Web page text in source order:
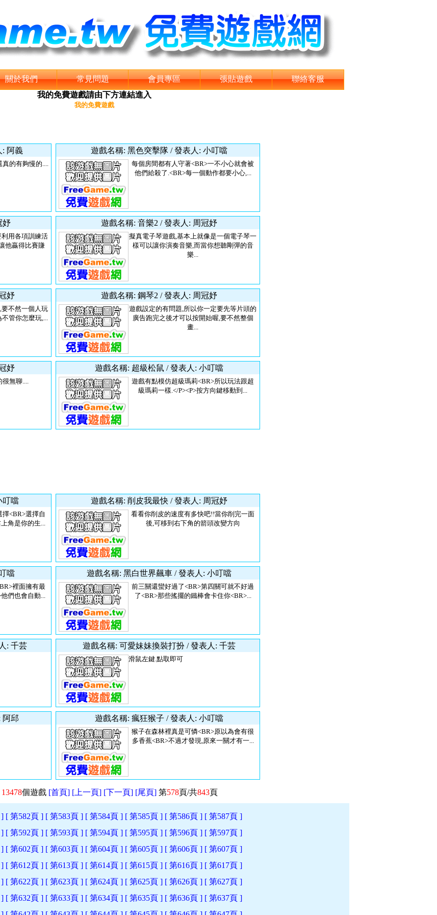
關於我們 常見問題 會員專區 張貼遊戲
聯絡客服
我的免費遊戲請由下方連結進入
我的免費遊戲
: 阿義
的有夠慢的....
遊戲名稱: 黑色突擊隊 / 發表人: 小叮噹
每個房間都有人守著<BR>一不小心就會被
他們給殺了.<BR>每一個動作都要小心,...
妤
用各項訓練活
他贏得比賽賺
遊戲名稱: 音樂2 / 發表人: 周冠妤
擬真電子琴遊戲,基本上就像是一個電子琴一
樣可以讓你演奏音樂,而當你想聽剛彈的音
樂...
妤
不然一個人玩
管你怎麼玩,...
遊戲名稱: 鋼琴2 / 發表人: 周冠妤
遊戲設定的有問題,所以你一定要先等片頭的
廣告跑完之後才可以按開始喔,要不然整個
畫...
妤
很無聊....
遊戲名稱: 超級松鼠 / 發表人: 小叮噹
遊戲有點模仿超級瑪莉<BR>所以玩法跟超
級瑪莉一樣.</P><P>按方向鍵移動到...
叮噹
<BR>選擇自
角是你的生...
遊戲名稱: 削皮我最快 / 發表人: 周冠妤
看看你削皮的速度有多快吧!!當你削完一面
後,可移到右下角的箭頭改變方向
噹
裡面擁有最
們也會自動...
遊戲名稱: 黑白世界飆車 / 發表人: 小叮噹
前三關還蠻好過了<BR>第四關可就不好過
了<BR>那些搖擺的鐵棒會卡住你<BR>...
: 千芸 遊戲名稱: 可愛妹妹換裝打扮 / 發表人: 千芸
滑鼠左鍵.點取即可
阿邱 遊戲名稱: 瘋狂猴子 / 發表人: 小叮噹
猴子在森林裡真是可憐<BR>原以為會有很
多香蕉<BR>不過才發現,原來一關才有一...
13478個遊戲 [首頁] [上一頁] [下一頁] [尾頁] 第578頁/共843頁
] [ 第582頁 ] [ 第583頁 ] [ 第584頁 ] [ 第585頁 ] [ 第586頁 ] [ 第587頁 ]
] [ 第592頁 ] [ 第593頁 ] [ 第594頁 ] [ 第595頁 ] [ 第596頁 ] [ 第597頁 ]
] [ 第602頁 ] [ 第603頁 ] [ 第604頁 ] [ 第605頁 ] [ 第606頁 ] [ 第607頁 ]
] [ 第612頁 ] [ 第613頁 ] [ 第614頁 ] [ 第615頁 ] [ 第616頁 ] [ 第617頁 ]
] [ 第622頁 ] [ 第623頁 ] [ 第624頁 ] [ 第625頁 ] [ 第626頁 ] [ 第627頁 ]
] [ 第632頁 ] [ 第633頁 ] [ 第634頁 ] [ 第635頁 ] [ 第636頁 ] [ 第637頁 ]